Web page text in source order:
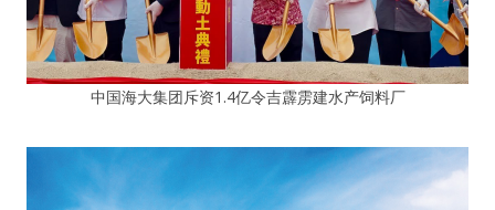
中国海大集团斥资1.4亿令吉霹雳建水产饲料厂